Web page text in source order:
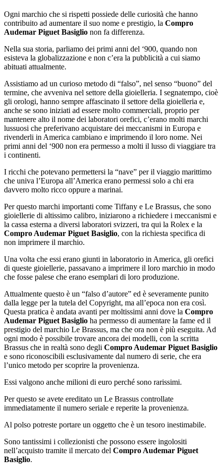
Ogni marchio che si rispetti possiede delle curiosità che hanno
contribuito ad aumentare il suo nome e prestigio, la Compro
Audemar Piguet Basiglio non fa differenza.
Nella sua storia, parliamo dei primi anni del ‘900, quando non
esisteva la globalizzazione e non c’era la pubblicità a cui siamo
abituati attualmente.
Assistiamo ad un curioso metodo di “falso”, nel senso “buono” del
termine, che avveniva nel settore della gioielleria. I segnatempo, cioè
gli orologi, hanno sempre affascinato il settore della gioielleria e,
anche se sono iniziati ad essere molto commerciali, proprio per
mantenere alto il nome dei laboratori orefici, c’erano molti marchi
lussuosi che preferivano acquistare dei meccanismi in Europa e
rivenderli in America cambiano e imprimendo il loro nome. Nei
primi anni del ‘900 non era permesso a molti il lusso di viaggiare tra
i continenti.
I ricchi che potevano permettersi la “nave” per il viaggio marittimo
che univa l’Europa all’America erano permessi solo a chi era
davvero molto ricco oppure a marinai.
Per questo marchi importanti come Tiffany e Le Brassus, che sono
gioiellerie di altissimo calibro, iniziarono a richiedere i meccanismi e
la cassa esterna a diversi laboratori svizzeri, tra qui la Rolex e la
Compro Audemar Piguet Basiglio, con la richiesta specifica di
non imprimere il marchio.
Una volta che essi erano giunti in laboratorio in America, gli orefici
di queste gioiellerie, passavano a imprimere il loro marchio in modo
che fosse palese che erano esemplari di loro produzione.
Attualmente questo è un “falso d’autore” ed è severamente punito
dalla legge per la tutela del Copyright, ma all’epoca non era così.
Questa pratica è andata avanti per moltissimi anni dove la Compro
Audemar Piguet Basiglio ha permesso di aumentare la fame ed il
prestigio del marchio Le Brassus, ma che ora non è più eseguita. Ad
ogni modo è possibile trovare ancora dei modelli, con la scritta
Brassus che in realtà sono degli Compro Audemar Piguet Basiglio
e sono riconoscibili esclusivamente dal numero di serie, che era
l’unico metodo per scoprire la provenienza.
Essi valgono anche milioni di euro perché sono rarissimi.
Per questo se avete ereditato un Le Brassus controllate
immediatamente il numero seriale e reperite la provenienza.
Al polso potreste portare un oggetto che è un tesoro inestimabile.
Sono tantissimi i collezionisti che possono essere ingolositi
nell’acquisto tramite il mercato del Compro Audemar Piguet
Basiglio.